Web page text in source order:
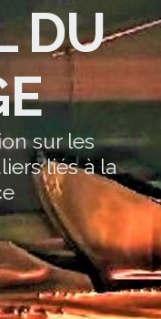
DU
sur les
liés à la